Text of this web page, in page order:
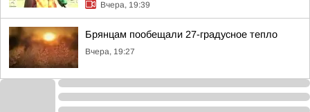
Вчера, 19:39
Брянцам пообещали 27-градусное тепло
Вчера, 19:27